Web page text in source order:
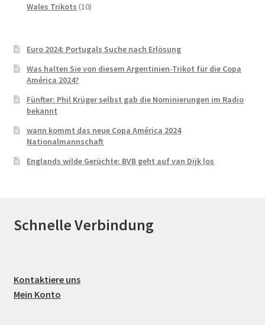
Produkte
Wales Trikots 1010
Euro 2024: Portugals Suche nach Erlösung
Was halten Sie von diesem Argentinien-Trikot für die Copa
América 2024?
Fünfter: Phil Krüger selbst gab die Nominierungen im Radio
bekannt
wann kommt das neue Copa América 2024
Nationalmannschaft
Englands wilde Gerüchte: BVB geht auf van Dijk los
Schnelle Verbindung
Kontaktiere uns
Mein Konto